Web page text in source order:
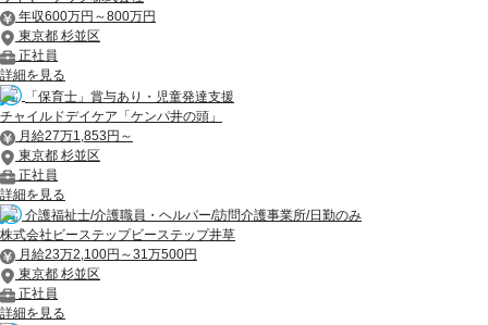
年収600万円～800万円
東京都 杉並区
正社員
詳細を見る
「保育士」賞与あり・児童発達支援
チャイルドデイケア「ケンパ井の頭」
月給27万1,853円～
東京都 杉並区
正社員
詳細を見る
介護福祉士/介護職員・ヘルパー/訪問介護事業所/日勤のみ
株式会社ビーステップビーステップ井草
月給23万2,100円～31万500円
東京都 杉並区
正社員
詳細を見る